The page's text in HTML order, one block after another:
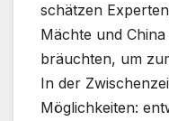
schätzen
Mächte und
bräuchten, um
In der
Möglichkeiten: